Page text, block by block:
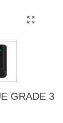
GRADE 3